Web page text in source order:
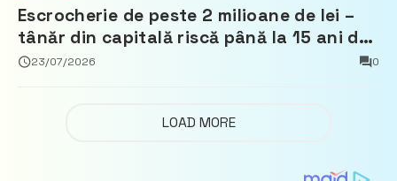
Escrocherie de peste 2 milioane de lei –
tânăr din capitală riscă până la 15 ani de
închisoare
23/07/2026 0
LOAD MORE